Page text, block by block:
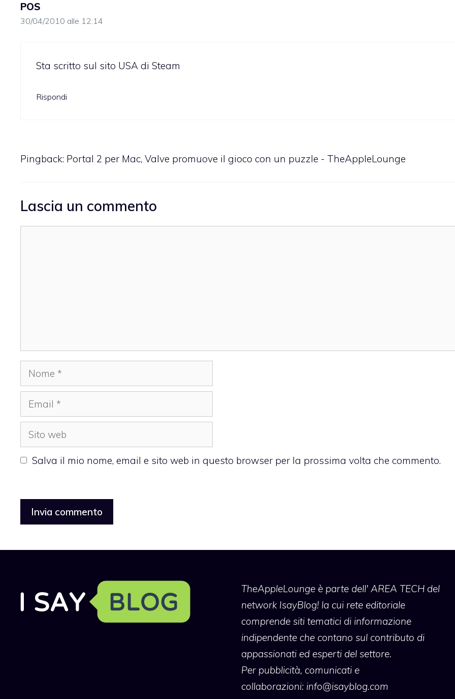
POS
30/04/2010 alle 12:14
Sta scritto sul sito USA di Steam
Rispondi
Pingback: Portal 2 per Mac, Valve promuove il gioco con un puzzle - TheAppleLounge
Lascia un commento
Nome
Email
Sito
web
Salva il mio nome, email e sito web in questo browser per la prossima volta che commento.
TheAppleLoungeè parte dell' AREA TECH del
network IsayBlog! la cui rete editoriale
comprende siti tematici di informazione
indipendente che contano sul contributo di
appassionati ed esperti del settore.
Per pubblicità, comunicati e
collaborazioni: info@isayblog.com